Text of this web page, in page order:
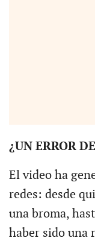
¿UN ERROR
El video ha
redes: desde
una broma,
haber sido una